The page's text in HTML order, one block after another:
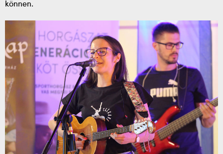
können.